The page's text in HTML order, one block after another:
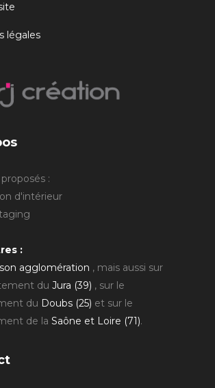
légales
:
d'intérieur
:
agglomération , mais aussi sur
du Jura (39) , sur le
du Doubs (25) et sur le
de la Saône et Loire (71).